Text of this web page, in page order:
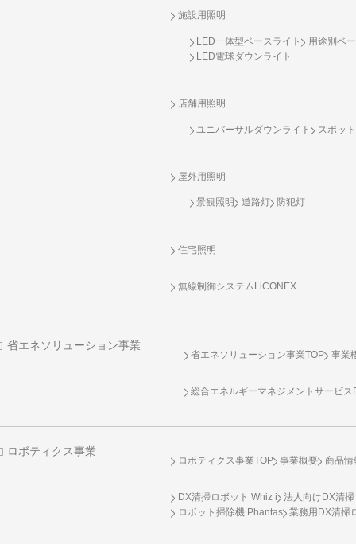
施設用照明
LED一体型ベースライト
用途別ベ
LED電球ダウンライト
店舗用照明
ユニバーサルダウンライト スポッ
屋外用照明
景観照明 道路灯 防犯灯
住宅照明
無線制御システムLiCONEX
省エネソリューション事業
省エネソリューション事業TOP 事業
総合エネルギーマネジメントサービ
ロボティクス事業
ロボティクス事業TOP 事業概要 商品情
DX清掃ロボット Whiz i
法人向けDX清
ロボット掃除機 Phantas
業務用DX清掃